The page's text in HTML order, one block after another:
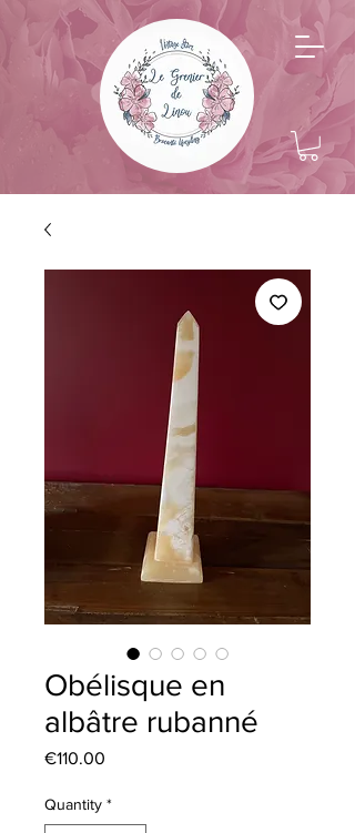
Obélisque en
albâtre rubanné
€110.00
Quantity *